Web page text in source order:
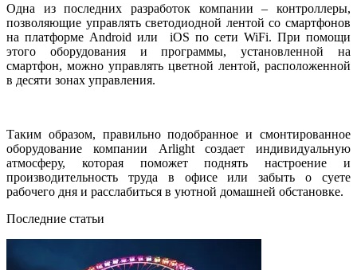
Одна из последних разработок компании – контроллеры,
позволяющие управлять светодиодной лентой со смартфонов
на платформе Android или iOS по сети WiFi. При помощи
этого оборудования и программы, установленной на
смартфон, можно управлять цветной лентой, расположенной
в десяти зонах управления.
Таким образом, правильно подобранное и смонтированное
оборудование компании Arlight создает индивидуальную
атмосферу, которая поможет поднять настроение и
производительность труда в офисе или забыть о суете
рабочего дня и расслабиться в уютной домашней обстановке.
Последние статьи